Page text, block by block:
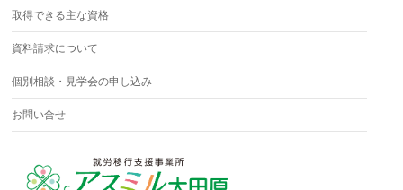
取得できる主な資格
資料請求について
個別相談・見学会の申し込み
お問い合せ